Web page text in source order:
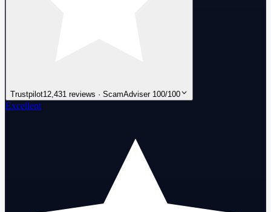
Trustpilot12,431 reviews · ScamAdviser 100/100
Excellent